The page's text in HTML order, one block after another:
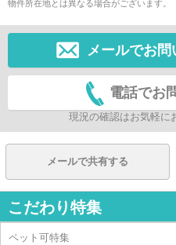
物件所在地とは異なる場合がございます。
メールでお問
電話でお
現況の確認はお気軽に
メールで共有する
こだわり特集
ペット可特集